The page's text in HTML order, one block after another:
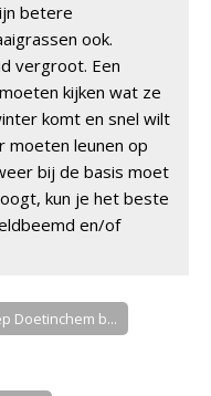
betere
ook.
vergroot. Een
kijken wat ze
komt en snel wilt
moeten leunen op
bij de basis moet
kun je het beste
en/of
Doetinchem b...